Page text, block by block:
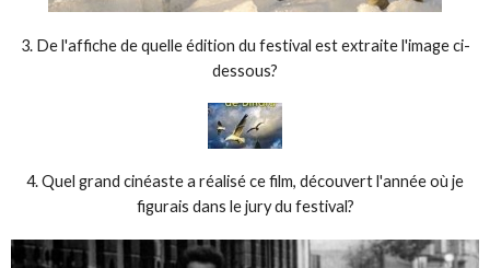
3. De l'affiche de quelle édition du festival est extraite l'image ci-
dessous?
4. Quel grand cinéaste a réalisé ce film, découvert l'année où je
figurais dans le jury du festival?